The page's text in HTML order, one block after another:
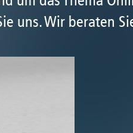
uns. Wir beraten